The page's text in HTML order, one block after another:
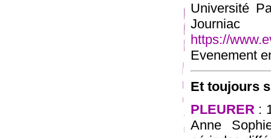
Université
https://
Evenement
Et toujours
PLEURER :
Anne